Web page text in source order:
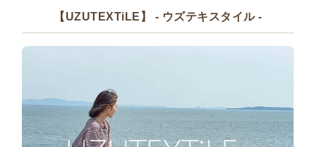
【UZUTEXTiLE】 - ウズテキスタイル -